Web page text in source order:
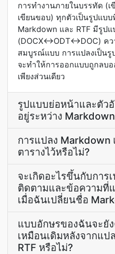
การทำงานภายในบรรทัด (
เขียนขอบ) ทุกตัวเป็นรูปแบบ
Markdown และ RTF มีรูป
(DOCX↔ODT↔DOC) คว
สมบูรณ์แบบ การแปลงเป็นรู
จะทำให้การออกแบบถูกลบ
เพียงส่วนเดียว
รูปแบบย่อหน้าและตัว
อยู่ระหว่าง
การแปลง Markdown
ตารางไว้หรือไม่?
จะเกิดอะไรขึ้นกับการ
ติดตามและข้อความที่
เมื่อฉันเปลี่ยนชื่อ
แบบอักษรของฉันจะยั
เหมือนเดิมหลังจากแป
RTF หรือไม่?